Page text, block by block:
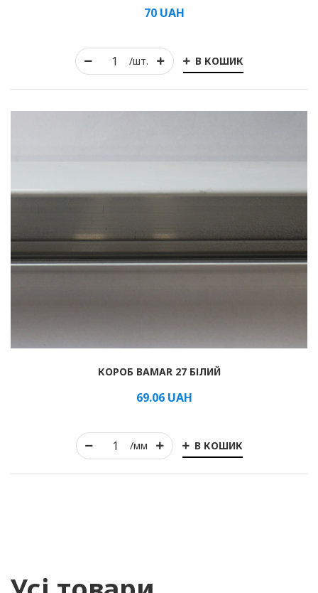
/шт. В КОШИК
70UAH
/мм В КОШИК
КОРОБ BAMAR 27 БІЛИЙ
69.06UAH